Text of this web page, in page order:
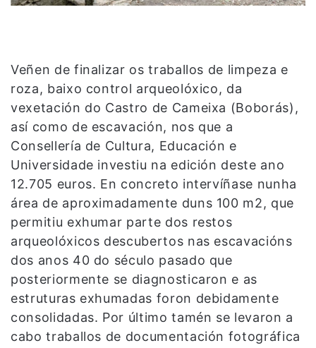
Veñen de finalizar os traballos de limpeza e
roza, baixo control arqueolóxico, da
vexetación do Castro de Cameixa (Boborás),
así como de escavación, nos que a
Consellería de Cultura, Educación e
Universidade investiu na edición deste ano
12.705 euros. En concreto intervíñase nunha
área de aproximadamente duns 100 m2, que
permitiu exhumar parte dos restos
arqueolóxicos descubertos nas escavacións
dos anos 40 do século pasado que
posteriormente se diagnosticaron e as
estruturas exhumadas foron debidamente
consolidadas. Por último tamén se levaron a
cabo traballos de documentación fotográfica